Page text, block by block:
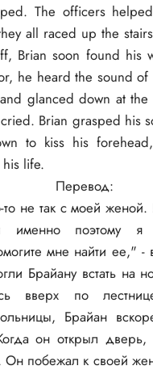
The officers
all raced up the
Brian soon found his
he heard the sound
glanced down at
cried. Brian grasped his
to kiss his
life.
Перевод:
не так с моей
именно поэтому я
мне найти ее," -
Брайану встать на
вверх по
Брайан
он открыл дверь,
Он побежал к своей